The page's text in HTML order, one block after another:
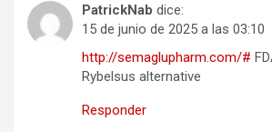
PatrickNab dice:
15 de junio de 2025 a las 03:10
http://semaglupharm.com/#
Rybelsus alternative
Responder